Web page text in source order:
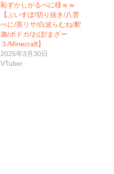
恥ずかしがるべに様ｗｗ
【ぶいすぽ/切り抜き/八雲
べに/英リサ/白波らむね/釈
迦/ボドカ/おぼ/まざー
３/Minecraft】
2025年3月30日
VTuber